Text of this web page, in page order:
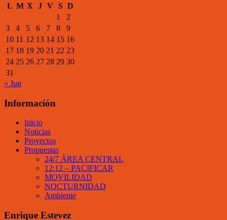
L M X J V S D
1
2
3
4 5 6 7 8
9
10 11 12 13 14 15 16
17 18 19 20 21 22 23
24 25 26 27 28 29 30
31
« Jun
Información
Inicio
Noticias
Proyectos
Propuestas
24/7 ÁREA CENTRAL
12:12 – PACIFICAR
MOVILIDAD
NOCTURNIDAD
Ambiente
Enrique Estevez